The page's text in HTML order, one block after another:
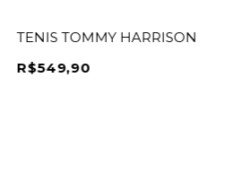
TENIS TOMMY HARRISON
R$549,90